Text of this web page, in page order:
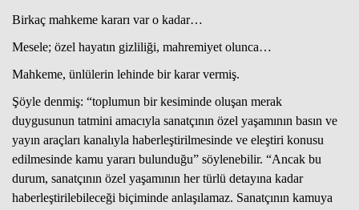
Birkaç mahkeme kararı var o kadar…
Mesele; özel hayatın gizliliği, mahremiyet olunca…
Mahkeme, ünlülerin lehinde bir karar vermiş.
Şöyle denmiş: “toplumun bir kesiminde oluşan merak
duygusunun tatmini amacıyla sanatçının özel yaşamının basın ve
yayın araçları kanalıyla haberleştirilmesinde ve eleştiri konusu
edilmesinde kamu yararı bulunduğu” söylenebilir. “Ancak bu
durum, sanatçının özel yaşamının her türlü detayına kadar
haberleştirilebileceği biçiminde anlaşılamaz. Sanatçının kamuya